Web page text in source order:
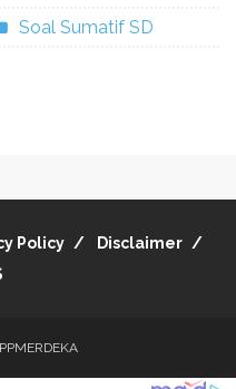
Soal Sumatif SD
Policy
Disclaimer